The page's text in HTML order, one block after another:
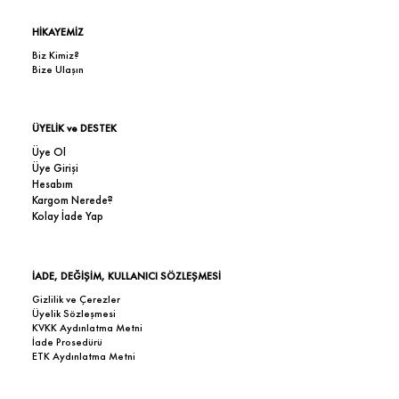
HİKAYEMİZ
Biz Kimiz?
Bize Ulaşın
ÜYELİK ve DESTEK
Üye Ol
Üye Girişi
Hesabım
Kargom Nerede?
Kolay İade Yap
İADE, DEĞİŞİM, KULLANICI SÖZLEŞMESİ
Gizlilik ve Çerezler
Üyelik Sözleşmesi
KVKK Aydınlatma Metni
İade Prosedürü
ETK Aydınlatma Metni